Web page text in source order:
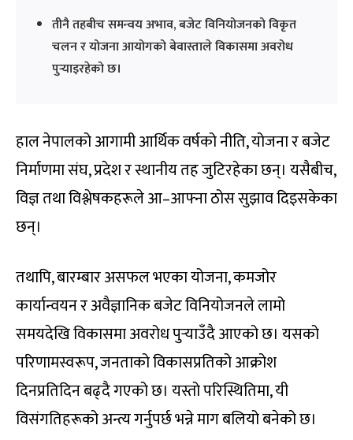
तीनै तहबीच समन्वय अभाव, बजेट विनियोजनको विकृत
चलन र योजना आयोगको बेवास्ताले विकासमा अवरोध
पुर्‍याइरहेको छ।
हाल नेपालको आगामी आर्थिक वर्षको नीति, योजना र बजेट
निर्माणमा संघ, प्रदेश र स्थानीय तह जुटिरहेका छन्। यसैबीच,
विज्ञ तथा विश्लेषकहरूले आ–आफ्ना ठोस सुझाव दिइसकेका
छन्।
तथापि, बारम्बार असफल भएका योजना, कमजोर
कार्यान्वयन र अवैज्ञानिक बजेट विनियोजनले लामो
समयदेखि विकासमा अवरोध पुर्‍याउँदै आएको छ। यसको
परिणामस्वरूप, जनताको विकासप्रतिको आक्रोश
दिनप्रतिदिन बढ्दै गएको छ। यस्तो परिस्थितिमा, यी
विसंगतिहरूको अन्त्य गर्नुपर्छ भन्ने माग बलियो बनेको छ।